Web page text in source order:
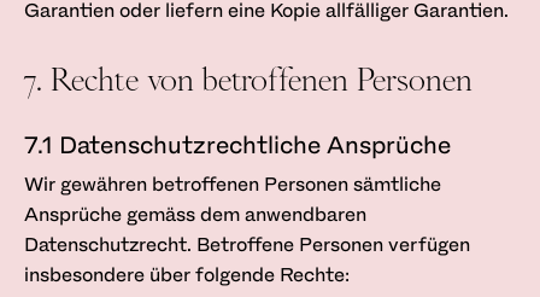
Garantien oder liefern eine Kopie allfälliger Garantien.
7. Rechte von betroffenen Personen
7.1 Datenschutzrechtliche Ansprüche
Wir gewähren betroffenen Personen sämtliche
Ansprüche gemäss dem anwendbaren
Datenschutzrecht. Betroffene Personen verfügen
insbesondere über folgende Rechte: